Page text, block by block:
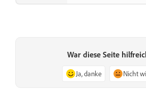
War diese Seite
Ja, danke Nicht